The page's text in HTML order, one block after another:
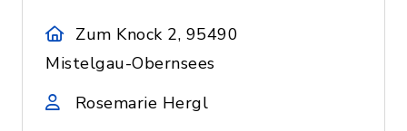
Zum Knock 2, 95490
Mistelgau-Obernsees
Rosemarie Hergl